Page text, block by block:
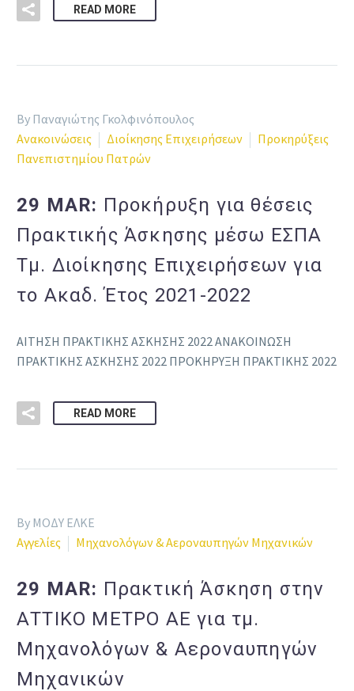
READ MORE
By Παναγιώτης Γκολφινόπουλος
Ανακοινώσεις
Διοίκησης Επιχειρήσεων
Προκηρύξεις
Πανεπιστημίου Πατρών
29 MAR: Προκήρυξη για θέσεις
Πρακτικής Άσκησης μέσω ΕΣΠΑ
Τμ. Διοίκησης Επιχειρήσεων για
το Ακαδ. Έτος 2021-2022
ΑΙΤΗΣΗ ΠΡΑΚΤΙΚΗΣ ΑΣΚΗΣΗΣ 2022 ΑΝΑΚΟΙΝΩΣΗ
ΠΡΑΚΤΙΚΗΣ ΑΣΚΗΣΗΣ 2022 ΠΡΟΚΗΡΥΞΗ ΠΡΑΚΤΙΚΗΣ 2022
READ MORE
By ΜΟΔΥ ΕΛΚΕ
Αγγελίες
Μηχανολόγων & Αεροναυπηγών Μηχανικών
29 MAR: Πρακτική Άσκηση στην
ΑΤΤΙΚΟ ΜΕΤΡΟ ΑΕ για τμ.
Μηχανολόγων & Αεροναυπηγών
Μηχανικών